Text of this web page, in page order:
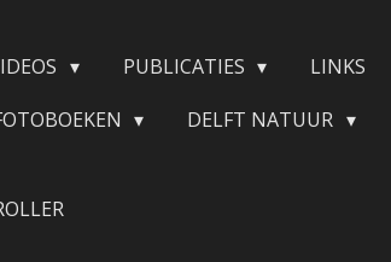
PUBLICATIES LINKS
DELFT NATUUR